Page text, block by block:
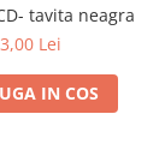
tavita neagra
3,00 Lei
IN COS